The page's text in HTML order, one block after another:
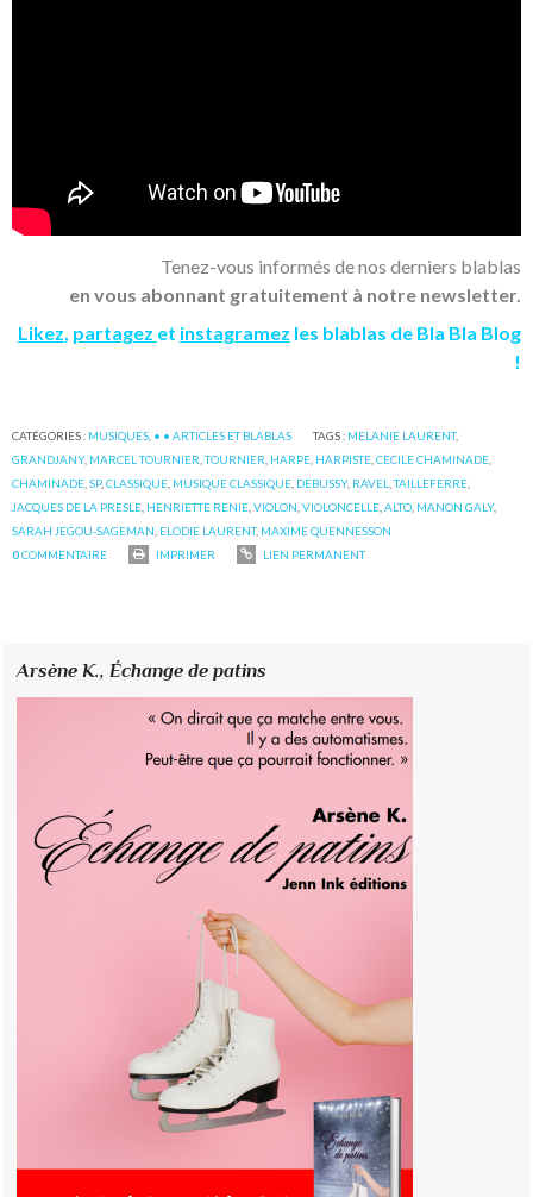
Tenez-vous informés de nos derniers blablas
en vous abonnant gratuitement à notre newsletter.
Likez partagez et instagramez les blablas de Bla Bla Blog
!
CATÉGORIES : MUSIQUES, • • ARTICLES ET BLABLAS TAGS : MELANIE LAURENT,
GRANDJANY, MARCEL TOURNIER,TOURNIER, HARPE, HARPISTE,CECILE CHAMINADE,
CHAMINADE,SP,CLASSIQUE, MUSIQUE CLASSIQUE, DEBUSSY, RAVEL,TAILLEFERRE,
JACQUES DE LA PRESLE, HENRIETTE RENIE,VIOLON,VIOLONCELLE,ALTO, MANON GALY,
SARAH JEGOU-SAGEMAN, ELODIE LAURENT, MAXIME QUENNESSON
0COMMENTAIRE IMPRIMER LIEN PERMANENT
Arsène K.,Échange de patins